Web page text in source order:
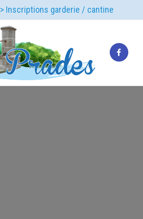
> Inscriptions garderie / cantine